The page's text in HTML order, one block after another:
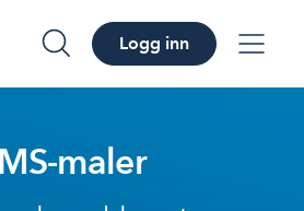
søk Logg inn
maler